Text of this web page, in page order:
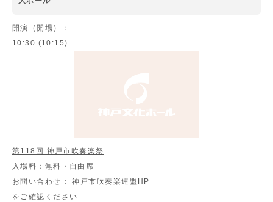
開演（開場）：
10:30 (10:15)
第118回 神戸市吹奏楽祭
入場料： 無料・自由席
お問い合わせ：
神戸市吹奏楽連盟HP
をご確認ください